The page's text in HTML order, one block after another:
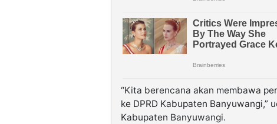
“Kita berencana akan membawa
ke DPRD Kabupaten Banyuwangi,”
Kabupaten Banyuwangi.